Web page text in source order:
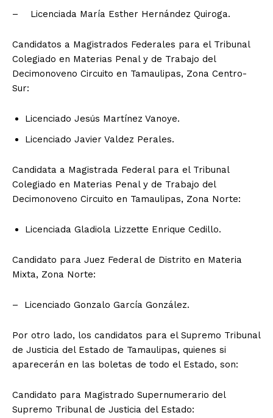
– Licenciada María Esther Hernández Quiroga.
Candidatos a Magistrados Federales para el Tribunal
Colegiado en Materias Penal y de Trabajo del
Decimonoveno Circuito en Tamaulipas, Zona Centro-
Sur:
Licenciado Jesús Martínez Vanoye.
Licenciado Javier Valdez Perales.
Candidata a Magistrada Federal para el Tribunal
Colegiado en Materias Penal y de Trabajo del
Decimonoveno Circuito en Tamaulipas, Zona Norte:
Licenciada Gladiola Lizzette Enrique Cedillo.
Candidato para Juez Federal de Distrito en Materia
Mixta, Zona Norte:
– Licenciado Gonzalo García González.
Por otro lado, los candidatos para el Supremo Tribunal
de Justicia del Estado de Tamaulipas, quienes si
aparecerán en las boletas de todo el Estado, son:
Candidato para Magistrado Supernumerario del
Supremo Tribunal de Justicia del Estado: